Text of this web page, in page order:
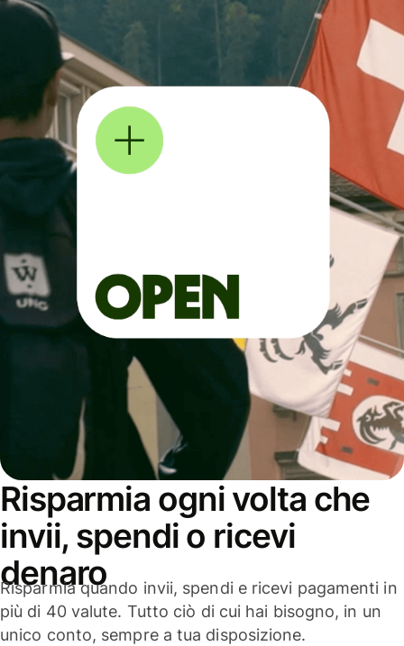
Risparmia ogni volta che
invii, spendi o ricevi
denaro
Risparmia quando invii, spendi e ricevi pagamenti in
più di 40 valute. Tutto ciò di cui hai bisogno, in un
unico conto, sempre a tua disposizione.